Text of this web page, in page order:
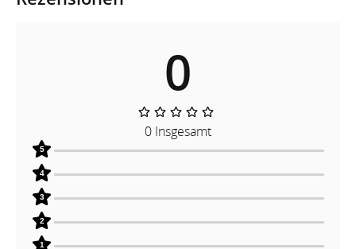
0
0 Insgesamt
5
4
3
2
1